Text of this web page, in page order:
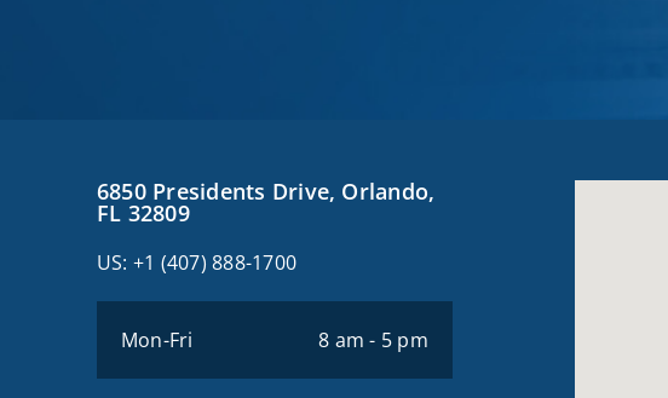
6850 Presidents Drive, Orlando,
FL 32809
US: +1 (407) 888-1700
Mon-Fri 8 am - 5 pm